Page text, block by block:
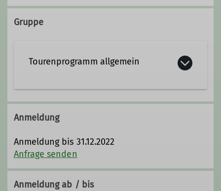
Qualifikationen
Gruppe
Tourenprogramm allgemein
Anmeldung
Anmeldung bis 31.12.2022
Anfrage senden
Anmeldung ab / bis